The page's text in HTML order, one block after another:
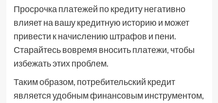
Просрочка платежей по кредиту негативно
влияет на вашу кредитную историю и может
привести к начислению штрафов и пени.
Старайтесь вовремя вносить платежи, чтобы
избежать этих проблем.
Таким образом, потребительский кредит
является удобным финансовым инструментом,